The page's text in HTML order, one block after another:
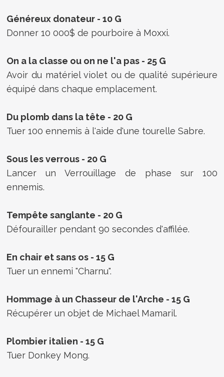
Généreux donateur - 10 G
Donner 10 000$ de pourboire à Moxxi.
On a la classe ou on ne l'a pas - 25 G
Avoir du matériel violet ou de qualité supérieure
équipé dans chaque emplacement.
Du plomb dans la tête - 20 G
Tuer 100 ennemis à l'aide d'une tourelle Sabre.
Sous les verrous - 20 G
Lancer un Verrouillage de phase sur 100
ennemis.
Tempête sanglante - 20 G
Défourailler pendant 90 secondes d'affilée.
En chair et sans os - 15 G
Tuer un ennemi "Charnu".
Hommage à un Chasseur de l'Arche - 15 G
Récupérer un objet de Michael Mamaril.
Plombier italien - 15 G
Tuer Donkey Mong.